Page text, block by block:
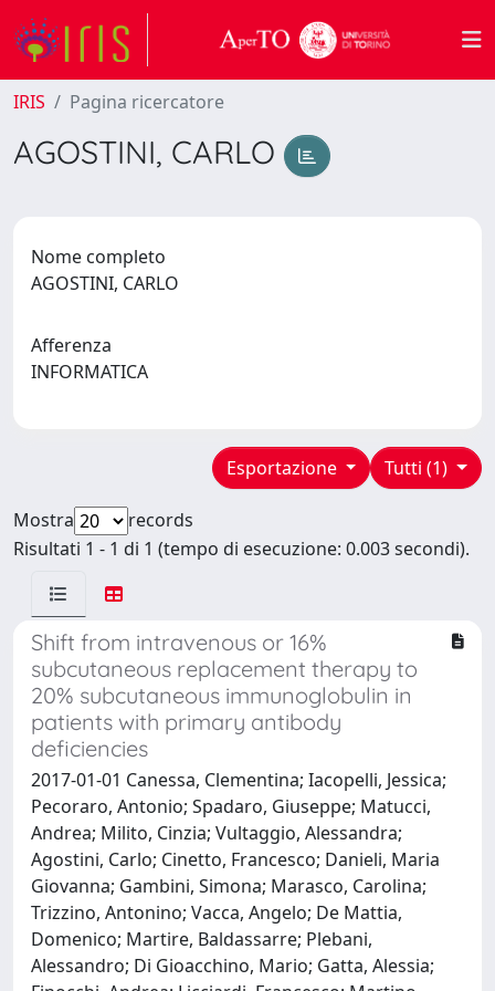
IRIS Pagina ricercatore
AGOSTINI, CARLO
Nome completo
AGOSTINI, CARLO
Afferenza
INFORMATICA
Tutti (1)
Esportazione
Mostra
records
Risultati 1 - 1 di 1 (tempo di esecuzione: 0.003 secondi).
Shift from intravenous or 16%
subcutaneous replacement therapy to
20% subcutaneous immunoglobulin in
patients with primary antibody
deficiencies
2017-01-01 Canessa, Clementina; Iacopelli, Jessica;
Pecoraro, Antonio; Spadaro, Giuseppe; Matucci,
Andrea; Milito, Cinzia; Vultaggio, Alessandra;
Agostini, Carlo; Cinetto, Francesco; Danieli, Maria
Giovanna; Gambini, Simona; Marasco, Carolina;
Trizzino, Antonino; Vacca, Angelo; De Mattia,
Domenico; Martire, Baldassarre; Plebani,
Alessandro; Di Gioacchino, Mario; Gatta, Alessia;